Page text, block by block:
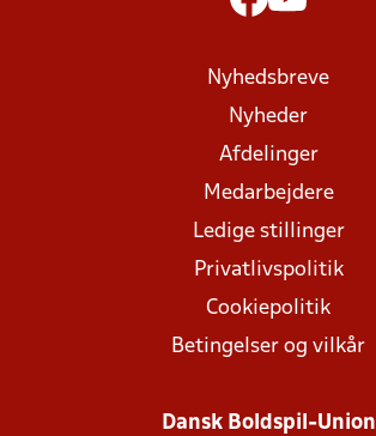
Nyhedsbreve
Nyheder
Afdelinger
Medarbejdere
Ledige stillinger
Privatlivspolitik
Cookiepolitik
Betingelser og vilkår
Dansk Boldspil-Union